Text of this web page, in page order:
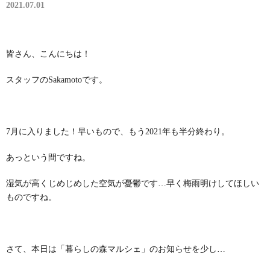
2021.07.01
皆さん、こんにちは！
スタッフのSakamotoです。
7月に入りました！早いもので、もう2021年も半分終わり。
あっという間ですね。
湿気が高くじめじめした空気が憂鬱です…早く梅雨明けしてほしい
ものですね。
さて、本日は「暮らしの森マルシェ」のお知らせを少し…